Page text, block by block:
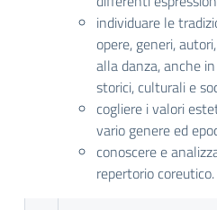
individuare le
opere, generi,
alla danza, anche
storici, culturali e
cogliere i valori
vario genere ed
conoscere e
repertorio coreutico.